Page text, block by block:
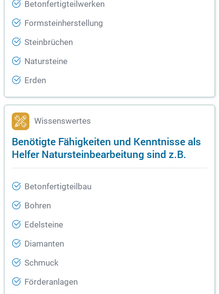
Betonfertigteilwerken
Formsteinherstellung
Steinbrüchen
Natursteine
Erden
Wissenswertes
Benötigte Fähigkeiten und Kenntnisse als
Helfer Natursteinbearbeitung sind z.B.
Betonfertigteilbau
Bohren
Edelsteine
Diamanten
Schmuck
Förderanlagen